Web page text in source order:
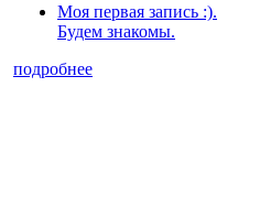
Моя первая запись :).
Будем знакомы.
подробнее